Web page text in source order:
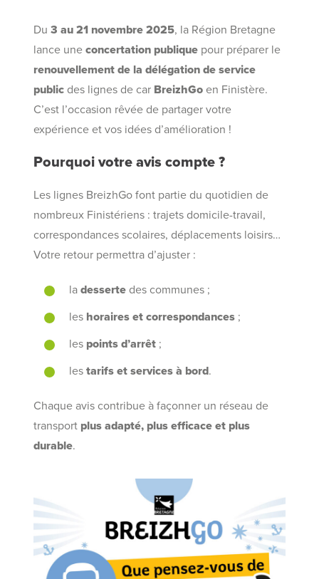
Du3 au 21 novembre 2025, la Région Bretagne
lance uneconcertation publique pour préparer le
renouvellement de la délégation de service
public des lignes de car BreizhGo en Finistère.
C’est l’occasion rêvée de partager votre
expérience et vos idées d’amélioration !
Pourquoi votre avis compte ?
Les lignes BreizhGo font partie du quotidien de
nombreux Finistériens : trajets domicile-travail,
correspondances scolaires, déplacements loisirs…
Votre retour permettra d’ajuster :
ladesserte des communes ;
les horaires et correspondances ;
les points d’arrêt ;
lestarifs et services à bord.
Chaque avis contribue à façonner un réseau de
transport plus adapté, plus efficace et plus
durable.